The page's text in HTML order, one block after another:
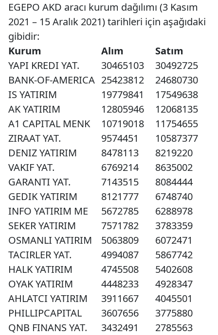
EGEPO AKD aracı kurum dağılımı (3 Kasım
2021 – 15 Aralık 2021) tarihleri için aşağıdaki
gibidir:
Kurum
Alım
Satım
YAPI KREDI YAT.
30465103
30492725
BANK-OF-AMERICA 25423812
24680730
IS YATIRIM
19779841
17549638
AK YATIRIM
12805946
12068135
A1 CAPITAL MENK
10719018
11754655
ZIRAAT YAT.
9574451
10587377
DENIZ YATIRIM
8478113
8219220
VAKIF YAT.
6769214
8635002
GARANTI YAT.
7143515
8084444
GEDIK YATIRIM
8121777
6748740
INFO YATIRIM ME
5672785
6288978
SEKER YATIRIM
7571782
3783359
OSMANLI YATIRIM
5063809
6072471
TACIRLER YAT.
4994087
5867742
HALK YATIRIM
4745508
5402608
OYAK YATIRIM
4448233
4928347
AHLATCI YATIRIM
3911667
4045501
PHILLIPCAPITAL
3607656
3775880
QNB FINANS YAT.
3432491
2785563